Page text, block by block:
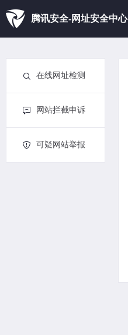
腾讯安全-网址安全中心
在线网址检测
网站拦截申诉
可疑网站举报